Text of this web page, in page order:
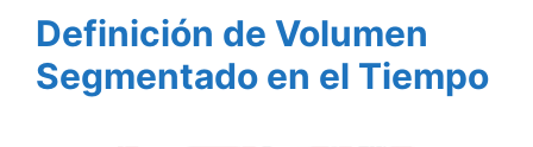
Definición de Volumen
Segmentado en el Tiempo